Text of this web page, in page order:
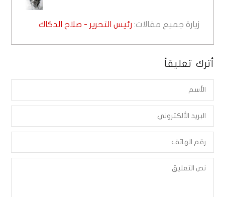
زيارة جميع مقالات: رئيس التحرير - صلاح الدكاك
أترك تعليقاً